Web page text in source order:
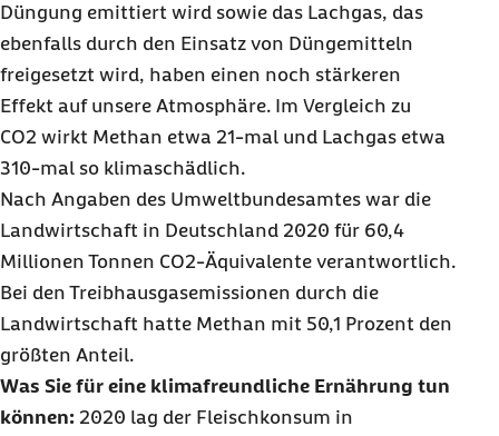
Düngung emittiert wird sowie das Lachgas, das
ebenfalls durch den Einsatz von Düngemitteln
freigesetzt wird, haben einen noch stärkeren
Effekt auf unsere Atmosphäre. Im Vergleich zu
CO2 wirkt Methan etwa 21-mal und Lachgas etwa
310-mal so klimaschädlich.
Nach Angaben des Umweltbundesamtes war die
Landwirtschaft in Deutschland 2020 für 60,4
Millionen Tonnen CO2-Äquivalente verantwortlich.
Bei den Treibhausgasemissionen durch die
Landwirtschaft hatte Methan mit 50,1 Prozent den
größten Anteil.
Was Sie für eine klimafreundliche Ernährung tun
können: 2020 lag der Fleischkonsum in